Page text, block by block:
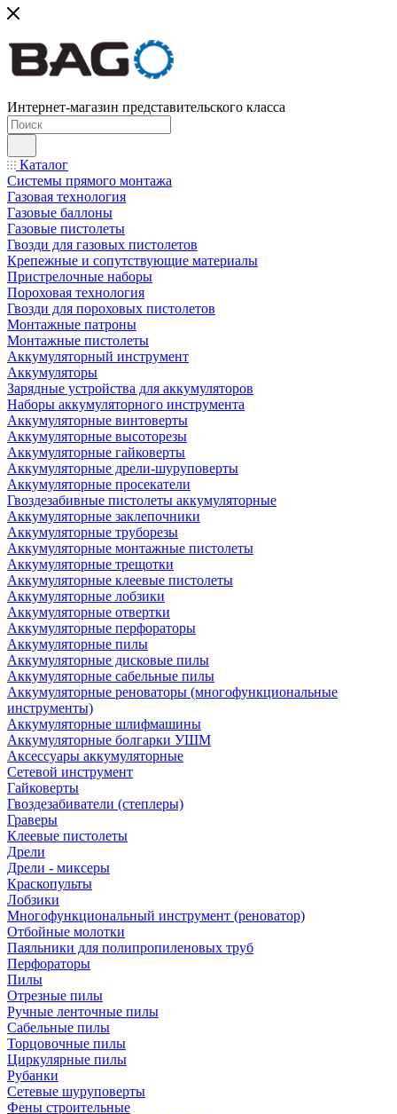
Интернет-магазин представительского класса
Каталог
Системы прямого монтажа
Газовая технология
Газовые баллоны
Газовые пистолеты
Гвозди для газовых пистолетов
Крепежные и сопутствующие материалы
Пристрелочные наборы
Пороховая технология
Гвозди для пороховых пистолетов
Монтажные патроны
Монтажные пистолеты
Аккумуляторный инструмент
Аккумуляторы
Зарядные устройства для аккумуляторов
Наборы аккумуляторного инструмента
Аккумуляторные винтоверты
Аккумуляторные высоторезы
Аккумуляторные гайковерты
Аккумуляторные дрели-шуруповерты
Аккумуляторные просекатели
Гвоздезабивные пистолеты аккумуляторные
Аккумуляторные заклепочники
Аккумуляторные труборезы
Аккумуляторные монтажные пистолеты
Аккумуляторные трещотки
Аккумуляторные клеевые пистолеты
Аккумуляторные лобзики
Аккумуляторные отвертки
Аккумуляторные перфораторы
Аккумуляторные пилы
Аккумуляторные дисковые пилы
Аккумуляторные сабельные пилы
Аккумуляторные реноваторы (многофункциональные
инструменты)
Аккумуляторные шлифмашины
Аккумуляторные болгарки УШМ
Аксессуары аккумуляторные
Сетевой инструмент
Гайковерты
Гвоздезабиватели (степлеры)
Граверы
Клеевые пистолеты
Дрели
Дрели - миксеры
Краскопульты
Лобзики
Многофункциональный инструмент (реноватор)
Отбойные молотки
Паяльники для полипропиленовых труб
Перфораторы
Пилы
Отрезные пилы
Ручные ленточные пилы
Сабельные пилы
Торцовочные пилы
Циркулярные пилы
Рубанки
Сетевые шуруповерты
Фены строительные